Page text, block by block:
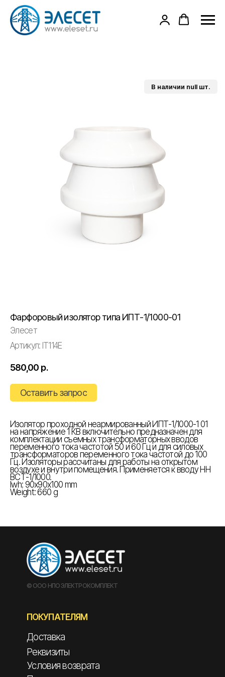
Фарфоровый изолятор типа ИПТ-1/1000-01
Элесет
Артикул: IT114E
580,00 р.
Оставить запрос
Изолятор проходной неармированный ИПТ-1/1000-1 01
на напряжение 1 КВ включительно предназначен для
комплектации съемных трансформаторных вводов
переменного тока частотой 50 и 60 Гц и для силовых
трансформаторов переменного тока частотой до 100
Гц. Изоляторы рассчитаны для работы на открытом
воздухе и внутри помещения. Применяется к вводу НН
ВСТ-1/1000.
lwh: 90x90x100 mm
Weight: 660 g
© ООО НПО ЭЛЕКТРОКОМПЛЕКТ
ПОКУПАТЕЛЯМ
Доставка
Реквизиты
Условия возврата